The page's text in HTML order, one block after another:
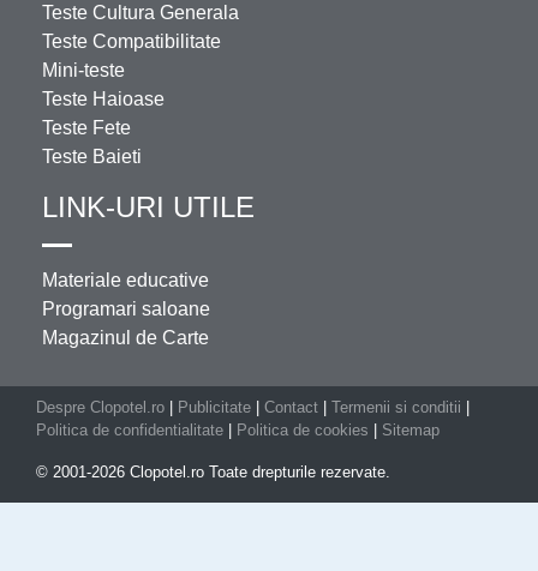
Teste Cultura Generala
Teste Compatibilitate
Mini-teste
Teste Haioase
Teste Fete
Teste Baieti
LINK-URI UTILE
Materiale educative
Programari saloane
Magazinul de Carte
Despre Clopotel.ro | Publicitate | Contact | Termenii si conditii |
Politica de confidentialitate | Politica de cookies | Sitemap
© 2001-2026 Clopotel.ro Toate drepturile rezervate.